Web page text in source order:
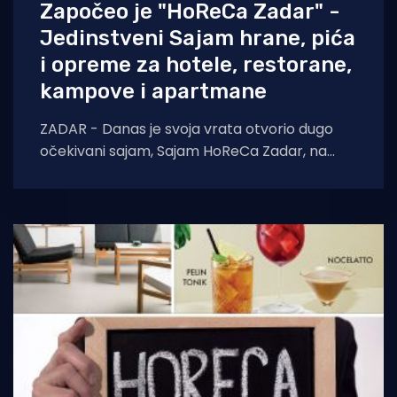
Započeo je "HoReCa Zadar" -
Jedinstveni Sajam hrane, pića
i opreme za hotele, restorane,
kampove i apartmane
ZADAR - Danas je svoja vrata otvorio dugo
očekivani sajam, Sajam HoReCa Zadar, na